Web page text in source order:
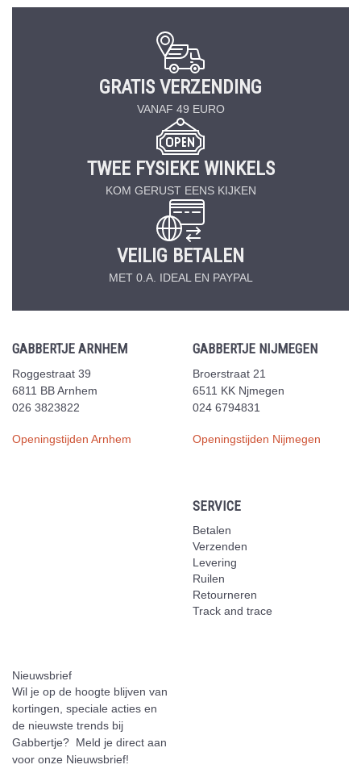
GRATIS VERZENDING
VANAF 49 EURO
TWEE FYSIEKE WINKELS
KOM GERUST EENS KIJKEN
VEILIG BETALEN
MET 0.A. IDEAL EN PAYPAL
GABBERTJE ARNHEM
Roggestraat 39
6811 BB Arnhem
026 3823822
Openingstijden Arnhem
GABBERTJE NIJMEGEN
Broerstraat 21
6511 KK Njmegen
024 6794831
Openingstijden Nijmegen
SERVICE
Betalen
Verzenden
Levering
Ruilen
Retourneren
Track and trace
Nieuwsbrief
Wil je op de hoogte blijven van
kortingen, speciale acties en
de nieuwste trends bij
Gabbertje? Meld je direct aan
voor onze Nieuwsbrief!